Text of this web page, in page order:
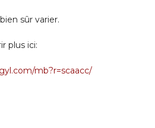
sûr varier.
plus ici:
mb?r=scaacc/